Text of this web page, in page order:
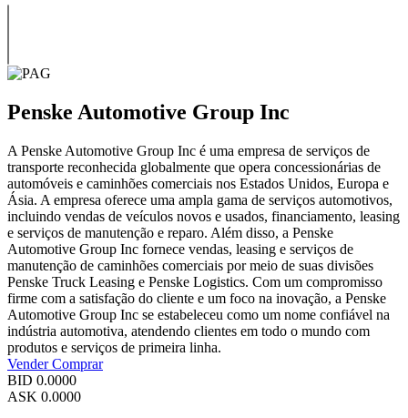
Penske Automotive Group Inc
A Penske Automotive Group Inc é uma empresa de serviços de
transporte reconhecida globalmente que opera concessionárias de
automóveis e caminhões comerciais nos Estados Unidos, Europa e
Ásia. A empresa oferece uma ampla gama de serviços automotivos,
incluindo vendas de veículos novos e usados, financiamento, leasing
e serviços de manutenção e reparo. Além disso, a Penske
Automotive Group Inc fornece vendas, leasing e serviços de
manutenção de caminhões comerciais por meio de suas divisões
Penske Truck Leasing e Penske Logistics. Com um compromisso
firme com a satisfação do cliente e um foco na inovação, a Penske
Automotive Group Inc se estabeleceu como um nome confiável na
indústria automotiva, atendendo clientes em todo o mundo com
produtos e serviços de primeira linha.
VenderComprar
BID 0.0000
ASK 0.0000